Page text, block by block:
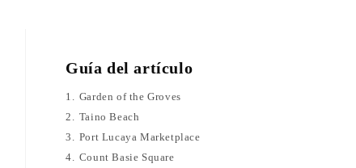
Guía del artículo
1. Garden of the Groves
2. Taino Beach
3. Port Lucaya Marketplace
4. Count Basie Square